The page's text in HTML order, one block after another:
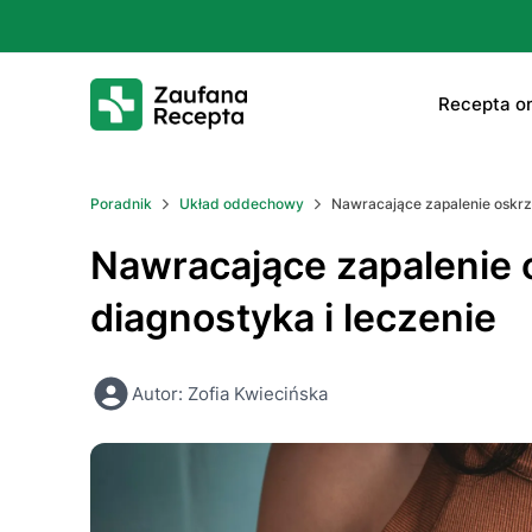
Rесерtа
E-
Poradnik Układ oddechowy Nawracające zapalenie
Nawracające zapalenie
diagnostyka i leczenie
Autor: Zofia Kwiecińska